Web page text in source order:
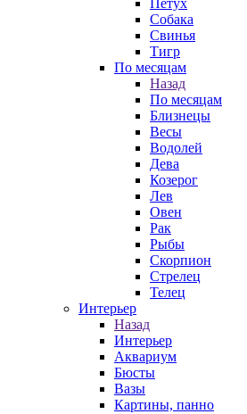
Петух
Собака
Свинья
Тигр
По месяцам
Назад
По месяцам
Близнецы
Весы
Водолей
Дева
Козерог
Лев
Овен
Рак
Рыбы
Скорпион
Стрелец
Телец
Интерьер
Назад
Интерьер
Аквариум
Бюсты
Вазы
Картины, панно